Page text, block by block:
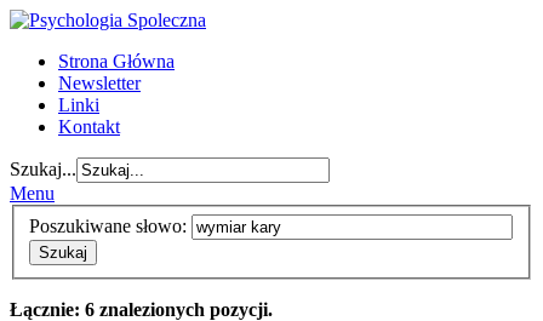
Strona Główna
Newsletter
Linki
Kontakt
Szukaj...
Menu
Poszukiwane słowo:
Szukaj
Łącznie: 6 znalezionych pozycji.